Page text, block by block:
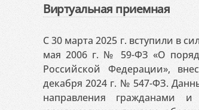
Виртуальная приемная
С 30 марта 2025 г. вступили в
мая 2006 г. № 59-ФЗ «О
Российской Федерации»,
декабря 2024 г. № 547-ФЗ.
направления гражданами